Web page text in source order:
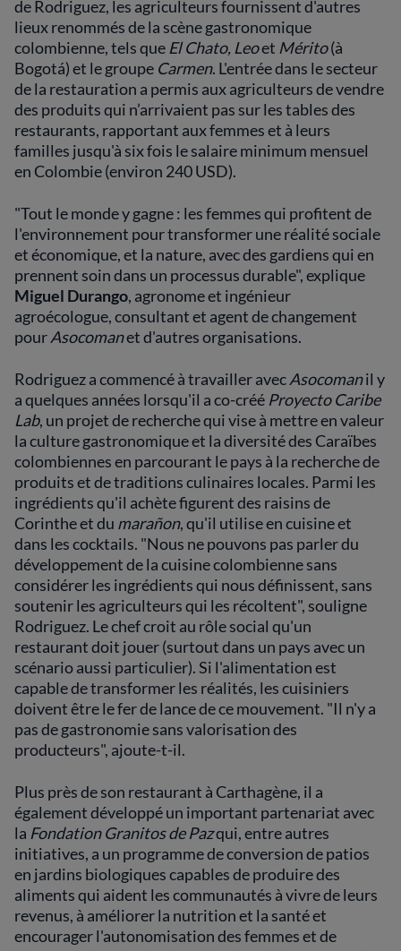
de Rodriguez, les agriculteurs fournissent d'autres
lieux renommés de la scène gastronomique
colombienne, tels que El Chato, Leoet Mérito(à
Bogotá) et le groupe Carmen. L'entrée dans le secteur
de la restauration a permis aux agriculteurs de vendre
des produits qui n’arrivaient pas sur les tables des
restaurants, rapportant aux femmes et à leurs
familles jusqu'à six fois le salaire minimum mensuel
en Colombie (environ 240 USD).
"Tout le monde y gagne : les femmes qui profitent de
l'environnement pour transformer une réalité sociale
et économique, et la nature, avec des gardiens qui en
prennent soin dans un processus durable", explique
Miguel Durango, agronome et ingénieur
agroécologue, consultant et agent de changement
pourAsocomanet d'autres organisations.
Rodriguez a commencé à travailler avecAsocomanil y
a quelques années lorsqu'il a co-créé Proyecto Caribe
Lab, un projet de recherche qui vise à mettre en valeur
la culture gastronomique et la diversité des Caraïbes
colombiennes en parcourant le pays à la recherche de
produits et de traditions culinaires locales. Parmi les
ingrédients qu'il achète figurent des raisins de
Corinthe et du marañon, qu'il utilise en cuisine et
dans les cocktails. "Nous ne pouvons pas parler du
développement de la cuisine colombienne sans
considérer les ingrédients qui nous définissent, sans
soutenir les agriculteurs qui les récoltent", souligne
Rodriguez. Le chef croit au rôle social qu'un
restaurant doit jouer (surtout dans un pays avec un
scénario aussi particulier). Si l'alimentation est
capable de transformer les réalités, les cuisiniers
doivent être le fer de lance de ce mouvement. "Il n'y a
pas de gastronomie sans valorisation des
producteurs", ajoute-t-il.
Plus près de son restaurant à Carthagène, il a
également développé un important partenariat avec
la Fondation Granitos de Pazqui, entre autres
initiatives, a un programme de conversion de patios
en jardins biologiques capables de produire des
aliments qui aident les communautés à vivre de leurs
revenus, à améliorer la nutrition et la santé et
encourager l'autonomisation des femmes et de